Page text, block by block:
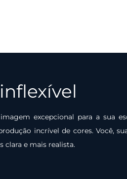
excepcional para a sua
incrível de cores. Você,
clara e mais realista.